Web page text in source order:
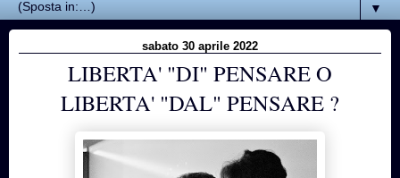
▼
sabato 30 aprile 2022
LIBERTA' "DI" PENSARE O
LIBERTA' "DAL" PENSARE ?